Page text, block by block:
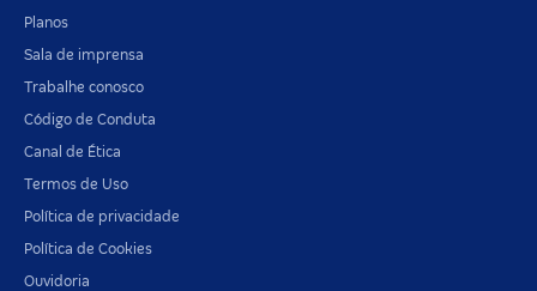
Planos
Sala de imprensa
Trabalhe conosco
Código de Conduta
Canal de Ética
Termos de Uso
Política de privacidade
Política de Cookies
Ouvidoria